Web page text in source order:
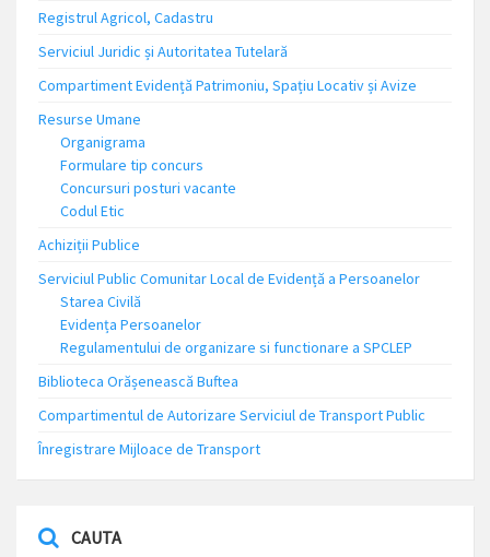
Registrul Agricol, Cadastru
Serviciul Juridic și Autoritatea Tutelară
Compartiment Evidență Patrimoniu, Spațiu Locativ și Avize
Resurse Umane
Organigrama
Formulare tip concurs
Concursuri posturi vacante
Codul Etic
Achiziții Publice
Serviciul Public Comunitar Local de Evidență a Persoanelor
Starea Civilă
Evidența Persoanelor
Regulamentului de organizare si functionare a SPCLEP
Biblioteca Orășenească Buftea
Compartimentul de Autorizare Serviciul de Transport Public
Înregistrare Mijloace de Transport
CAUTA